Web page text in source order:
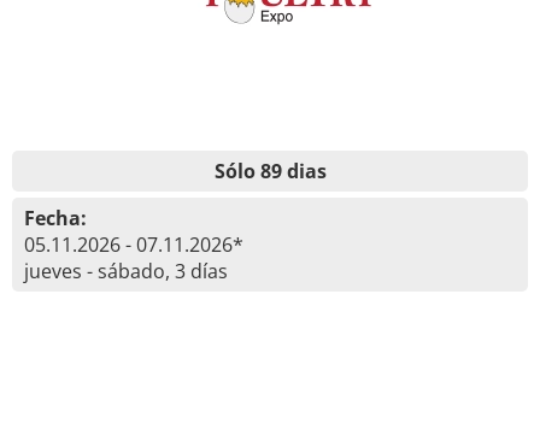
Sólo 89 dias
Fecha:
05.11.2026 - 07.11.2026*
jueves - sábado, 3 días